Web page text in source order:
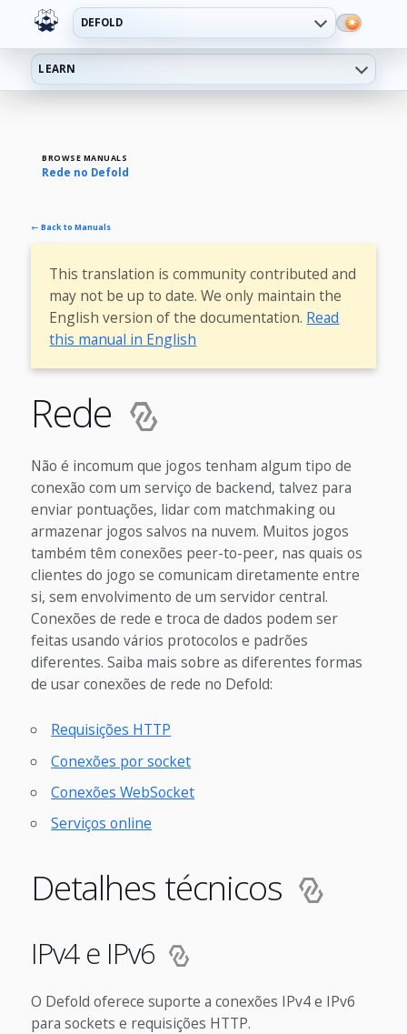
DEFOLD
LEARN
BROWSE MANUALS
Rede no Defold
← Back to Manuals
This translation is community contributed and
may not be up to date. We only maintain the
English version of the documentation. Read
this manual in English
Rede
Não é incomum que jogos tenham algum tipo de
conexão com um serviço de backend, talvez para
enviar pontuações, lidar com matchmaking ou
armazenar jogos salvos na nuvem. Muitos jogos
também têm conexões peer-to-peer, nas quais os
clientes do jogo se comunicam diretamente entre
si, sem envolvimento de um servidor central.
Conexões de rede e troca de dados podem ser
feitas usando vários protocolos e padrões
diferentes. Saiba mais sobre as diferentes formas
de usar conexões de rede no Defold:
Requisições HTTP
Conexões por socket
Conexões WebSocket
Serviços online
Detalhes técnicos
IPv4 e IPv6
O Defold oferece suporte a conexões IPv4 e IPv6
para sockets e requisições HTTP.